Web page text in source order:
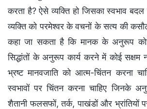
करता है? ऐसे व्यक्ति हो जिसका स्वभाव
व्यक्ति को परमेश्वर के वचनों के सत्य की
कहा जा सकता है कि मानक के अनुरूप
सिद्धांतों के अनुरूप कार्य करने में कोई सक्षम
भ्रष्ट मानवजाति को आत्म-चिंतन करना
स्वभावों पर चिंतन करना चाहिए जिनके
शैतानी फलसफों, तर्क, पाखंडों और भ्रांतियों